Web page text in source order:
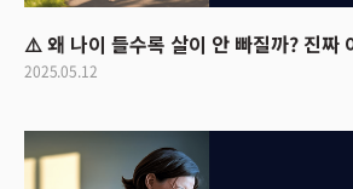
⚠️ 왜 나이 들수록 살이 안 빠질까? 진짜
2025.05.12